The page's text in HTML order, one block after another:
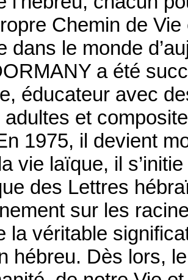
Chemin de
dans le monde
a été
éducateur avec
adultes et
1975, il devient
vie laïque, il
des Lettres
sur les
la véritable
hébreu. Dès lors,